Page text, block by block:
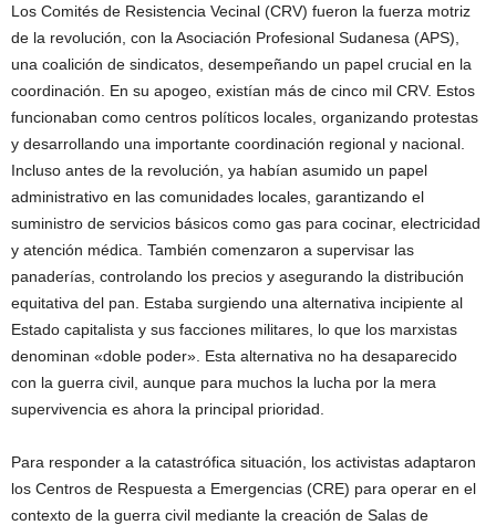
Los Comités de Resistencia Vecinal (CRV) fueron la fuerza motriz
de la revolución, con la Asociación Profesional Sudanesa (APS),
una coalición de sindicatos, desempeñando un papel crucial en la
coordinación. En su apogeo, existían más de cinco mil CRV. Estos
funcionaban como centros políticos locales, organizando protestas
y desarrollando una importante coordinación regional y nacional.
Incluso antes de la revolución, ya habían asumido un papel
administrativo en las comunidades locales, garantizando el
suministro de servicios básicos como gas para cocinar, electricidad
y atención médica. También comenzaron a supervisar las
panaderías, controlando los precios y asegurando la distribución
equitativa del pan. Estaba surgiendo una alternativa incipiente al
Estado capitalista y sus facciones militares, lo que los marxistas
denominan «doble poder». Esta alternativa no ha desaparecido
con la guerra civil, aunque para muchos la lucha por la mera
supervivencia es ahora la principal prioridad.
Para responder a la catastrófica situación, los activistas adaptaron
los Centros de Respuesta a Emergencias (CRE) para operar en el
contexto de la guerra civil mediante la creación de Salas de